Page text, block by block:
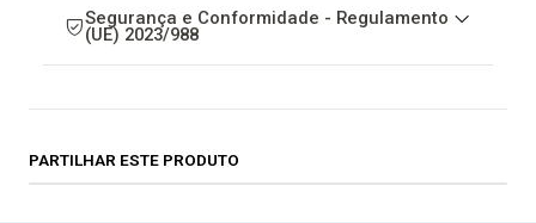
Segurança e Conformidade - Regulamento
(UE) 2023/988
PARTILHAR ESTE PRODUTO